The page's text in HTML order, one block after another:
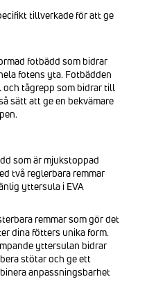
tillverkade för att ge
fotbädd som bidrar
fotens yta. Fotbädden
tågrepp som bidrar till
sätt att ge en bekvämare
som är mjukstoppad
två reglerbara remmar
yttersula i EVA
remmar som gör det
dina fötters unika form.
yttersulan bidrar
stötar och ge ett
anpassningsbarhet